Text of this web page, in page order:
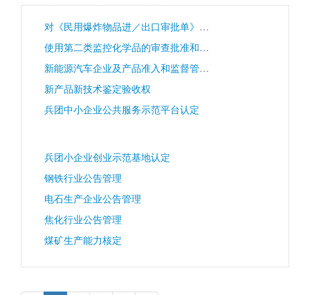
对《民用爆炸物品进／出口审批单》的备案
使用第二类监控化学品的审查批准和购买合同备案
新能源汽车企业及产品准入和监督管理权
新产品新技术鉴定验收权
兵团中小企业公共服务示范平台认定
兵团小企业创业示范基地认定
钢铁行业公告管理
电石生产企业公告管理
焦化行业公告管理
煤矿生产能力核定